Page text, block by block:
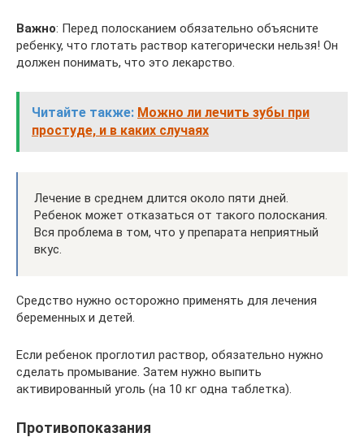
Важно: Перед полосканием обязательно объясните
ребенку, что глотать раствор категорически нельзя! Он
должен понимать, что это лекарство.
Читайте также: Можно ли лечить зубы при
простуде, и в каких случаях
Лечение в среднем длится около пяти дней.
Ребенок может отказаться от такого полоскания.
Вся проблема в том, что у препарата неприятный
вкус.
Средство нужно осторожно применять для лечения
беременных и детей.
Если ребенок проглотил раствор, обязательно нужно
сделать промывание. Затем нужно выпить
активированный уголь (на 10 кг одна таблетка).
Противопоказания